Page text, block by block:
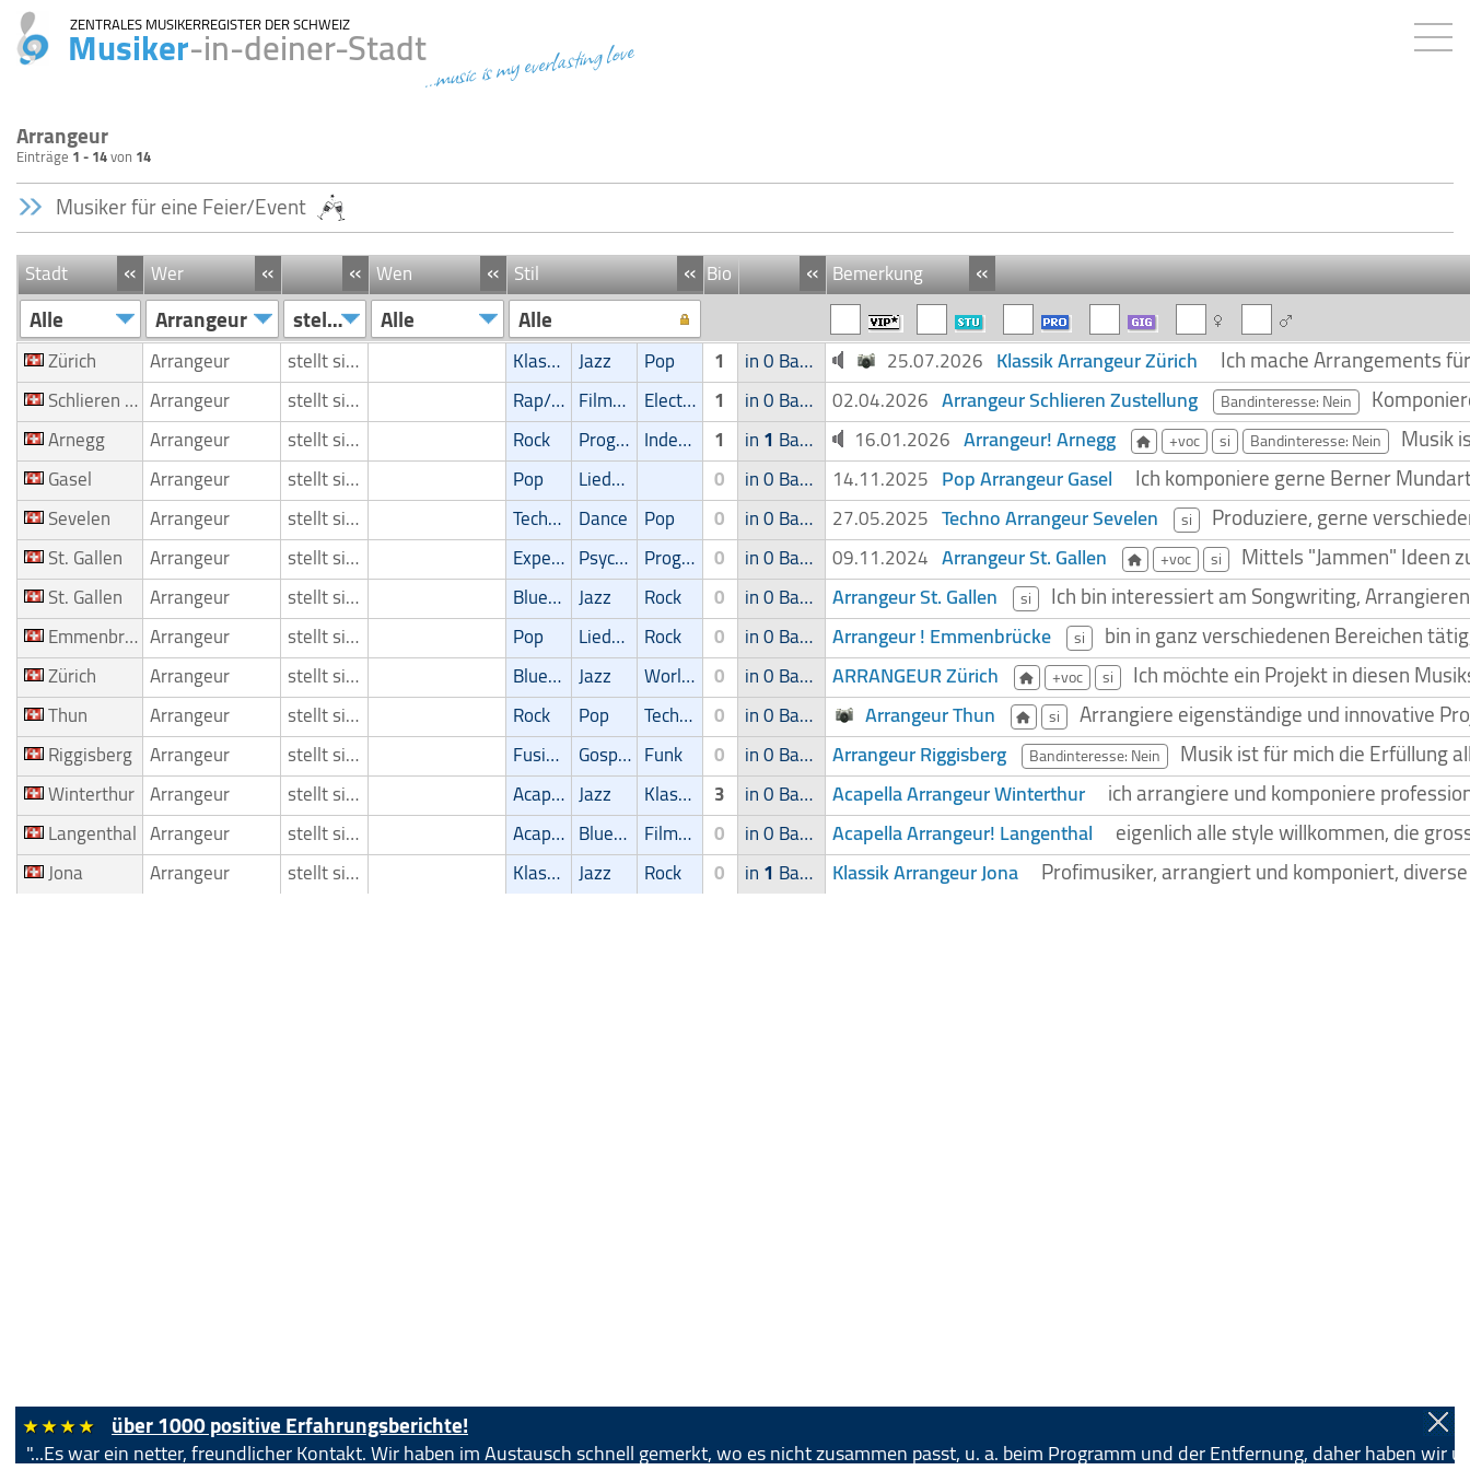
ZENTRALES MUSIKERREGISTER DER SCHWEIZ
Musiker-in-deiner-Stadt...music is my everlasting love
Arrangeur
Einträge1 - 14von 14
Musiker für eine Feier/Event
Stadt « Wer « « Wen « Stil « Bio « «
Bemerkung
Alle Arrangeur stellt sich vor Alle Alle
Zürich Arrangeur stellt sich vor Klassik Jazz Pop 1 in 0 Band 25.07.2026 Klassik Arrangeur Zürich Ich mache Arrangements
Schlieren Zustellung Arrangeur stellt sich vor Rap/Hip-Hop/RnB Filmmusik Electronic 1 in 0 Band 02.04.2026 Arrangeur Schlieren Zustellung Bandinteresse: Nein
Arnegg Arrangeur stellt sich vor Rock Progressive Independent 1 in1 Band 16.01.2026 Arrangeur! Arnegg +voc si Bandinteresse: Nein Musik
Gasel Arrangeur stellt sich vor Pop Liedermacher 0 in 0 Band 14.11.2025 Pop Arrangeur Gasel Ich komponiere gerne Berner
Sevelen Arrangeur stellt sich vor Techno Dance Pop 0 in 0 Band 27.05.2025 Techno Arrangeur Sevelen si Produziere, gerne
St. Gallen Arrangeur stellt sich vor Experimental Psychedelic Progressive 0 in 0 Band 09.11.2024 Arrangeur St. Gallen +voc si Mittels "Jammen" Ideen
St. Gallen Arrangeur stellt sich vor Blues/Swing Jazz Rock 0 in 0 Band Arrangeur St. Gallen si Ich bin interessiert am Songwriting,
Emmenbrücke Arrangeur stellt sich vor Pop Liedermacher Rock 0 in 0 Band Arrangeur ! Emmenbrücke si bin in ganz verschiedenen Bereichen
Zürich Arrangeur stellt sich vor Blues/Swing Jazz World Music 0 in 0 Band ARRANGEUR Zürich +voc si Ich möchte ein Projekt in diesen
Thun Arrangeur stellt sich vor Rock Pop Techno 0 in 0 Band Arrangeur Thun si Arrangiere eigenständige und innovative
Riggisberg Arrangeur stellt sich vor Fusion Gospel Funk 0 in 0 Band Arrangeur Riggisberg Bandinteresse: Nein Musik ist für mich die Erfüllung
Winterthur Arrangeur stellt sich vor Acapella Jazz Klassik 3 in 0 Band Acapella Arrangeur Winterthur ich arrangiere und komponiere
Langenthal Arrangeur stellt sich vor Acapella Blues/Swing Filmmusik 0 in 0 Band Acapella Arrangeur! Langenthal eigenlich alle style willkommen, die
Jona Arrangeur stellt sich vor Klassik Jazz Rock 0 in1 Band Klassik Arrangeur Jona Profimusiker, arrangiert und komponiert,
über 1000 positive Erfahrungsberichte!
"...Es war ein netter, freundlicher Kontakt. Wir haben im Austausch schnell gemerkt, wo es nicht zusammen passt, u. a. beim Programm und der Entfernung, daher haben wir